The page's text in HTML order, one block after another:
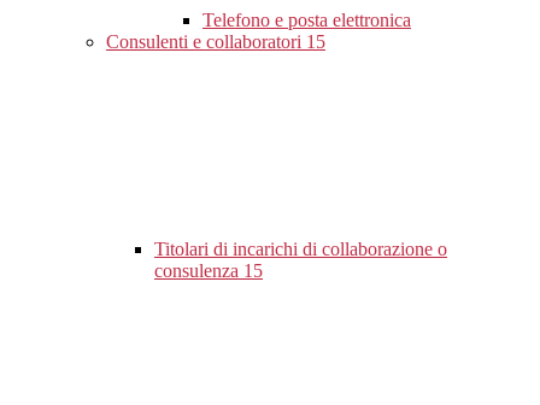
Telefono e posta elettronica
Consulenti e collaboratori 15
Titolari di incarichi di collaborazione o
consulenza 15